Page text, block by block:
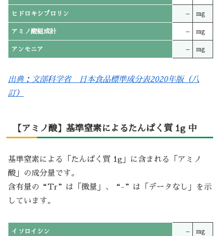
ヒドロキシプロリン – mg
アミノ酸組成計 – mg
アンモニア – mg
出典：文部科学省 日本食品標準成分表2020年版（八
訂）
【アミノ酸】基準窒素によるたんぱく質 1g 中
基準窒素による「たんぱく質 1g」に含まれる「アミノ
酸」の成分量です。
含有量の“Tr”は「微量」、“-”は「データなし」を示
しています。
イソロイシン – mg